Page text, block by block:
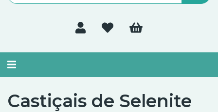
Alternar
Castiçais de Selenite